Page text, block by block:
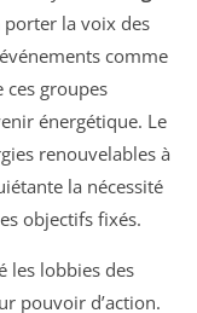
porter la voix des
comme
ces groupes
énergétique. Le
renouvelables à
la nécessité
objectifs fixés.
les lobbies des
pouvoir d’action.